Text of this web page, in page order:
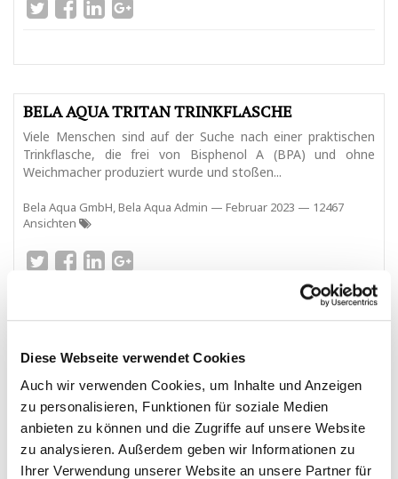
Diese Webseite verwendet Cookies
Auch wir verwenden Cookies, um Inhalte und Anzeigen
zu personalisieren, Funktionen für soziale Medien
anbieten zu können und die Zugriffe auf unsere Website
zu analysieren. Außerdem geben wir Informationen zu
Ihrer Verwendung unserer Website an unsere Partner für
BELA AQUA TRITAN TRINKFLASCHE
Viele Menschen sind auf der Suche nach einer praktischen
Trinkflasche, die frei von Bisphenol A (BPA) und ohne
Weichmacher produziert wurde und stoßen...
Bela Aqua GmbH, Bela Aqua Admin — Februar 2023 — 12467
Ansichten
TRINKWASSER ANSTATT BUNKER
Wenn es nach Bundesinnenministerin Nancy Faeser geht,
wird es in Deutschland auch in Zukunft keine Zivilschutz-
Bunker für Millionen von Menschen geben...
Bela Aqua GmbH, Bela Aqua Admin